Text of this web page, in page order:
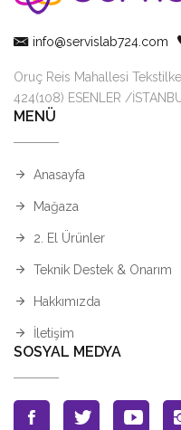
info@servislab724.com
Oruç Reis Mahallesi
424(108) ESENLER /
MENÜ
Anasayfa
Mağaza
2. El Ürünler
Teknik Destek & Onarım
Hakkımızda
İletişim
SOSYAL MEDYA